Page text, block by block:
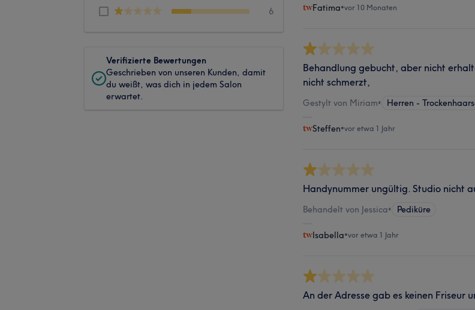
6
Verifizierte Bewertungen
Geschrieben von unseren Kunden, damit
du weißt, was dich in jedem Salon
erwartet.
Fatima•vor 10 Monaten
Behandlung gebucht, aber nicht
nicht schmerzt,
Gestylt von Miriam• Herren -
Steffen•vor etwa 1 Jahr
Handynummer ungültig. Studio nicht
Behandelt von Jessica• Pediküre
Isabella•vor etwa 1 Jahr
An der Adresse gab es keinen Friseur